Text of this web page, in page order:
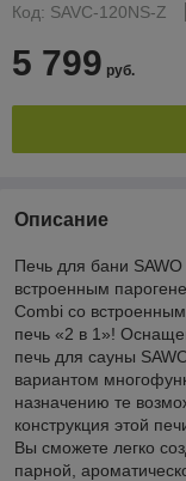
Код: SAVC-120NS-Z
5 799 руб.
Описание
Печь для бани
встроенным
Combi со
печь «2 в 1»!
печь для сауны
вариантом
назначению те
конструкция этой
Вы сможете легко
парной,